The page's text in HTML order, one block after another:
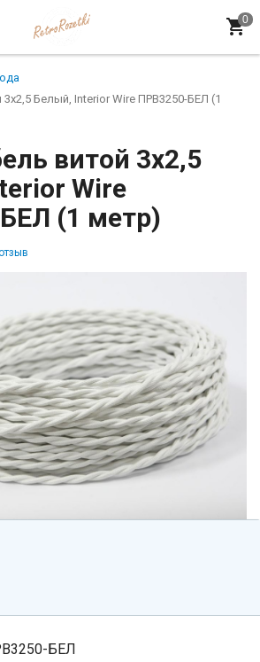
Белый, Interior Wire ПРВ3250-БЕЛ (1
витой 3x2,5
Wire
(1 метр)
БЕЛ